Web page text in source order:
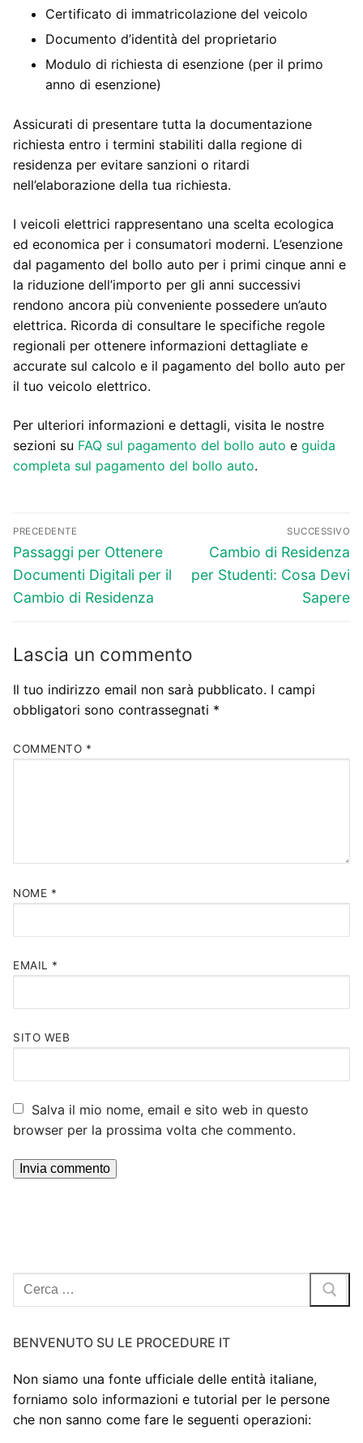
Certificato di immatricolazione del veicolo
Documento d’identità del proprietario
Modulo di richiesta di esenzione (per il primo
anno di esenzione)
Assicurati di presentare tutta la documentazione
richiesta entro i termini stabiliti dalla regione di
residenza per evitare sanzioni o ritardi
nell’elaborazione della tua richiesta.
I veicoli elettrici rappresentano una scelta ecologica
ed economica per i consumatori moderni. L’esenzione
dal pagamento del bollo auto per i primi cinque anni e
la riduzione dell’importo per gli anni successivi
rendono ancora più conveniente possedere un’auto
elettrica. Ricorda di consultare le specifiche regole
regionali per ottenere informazioni dettagliate e
accurate sul calcolo e il pagamento del bollo auto per
il tuo veicolo elettrico.
Per ulteriori informazioni e dettagli, visita le nostre
sezioni su FAQ sul pagamento del bollo auto e guida
completa sul pagamento del bollo auto.
Navigazione
articoli
PRECEDENTE
Articolo
precedente:
Passaggi per Ottenere
Documenti Digitali per il
Cambio di Residenza
SUCCESSIVO
Articolo
successivo:
Cambio di Residenza
per Studenti: Cosa Devi
Sapere
Lascia un commento
Il tuo indirizzo email non sarà pubblicato. I campi
obbligatori sono contrassegnati *
COMMENTO *
NOME *
EMAIL *
SITO WEB
Salva il mio nome, email e sito web in questo
browser per la prossima volta che commento.
Cerca:
BENVENUTO SU LE PROCEDURE IT
Non siamo una fonte ufficiale delle entità italiane,
forniamo solo informazioni e tutorial per le persone
che non sanno come fare le seguenti operazioni: